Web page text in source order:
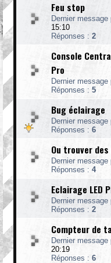
Feu stop
Dernier message
15:10
Réponses : 2
Console
Pro
Dernier message
Réponses : 5
Bug éclairage
Dernier message
Réponses : 6
Ou trouver
Dernier message
Réponses : 4
Eclairage LED
Dernier message
Réponses : 2
Compteur de
Dernier message
20:19
Réponses : 6